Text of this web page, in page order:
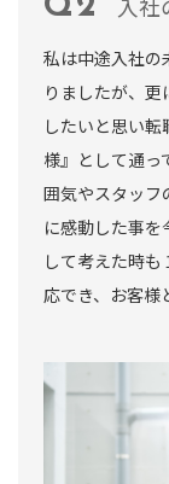
入社
私は中途入社の
りましたが、
したいと思い
様』として通っ
囲気やスタッフ
に感動した事を
して考えた時
応でき、お客様